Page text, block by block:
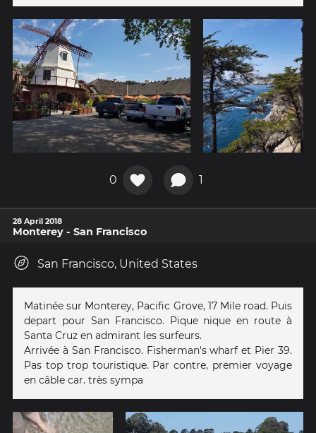
0 1
28 April 2018
Monterey - San Francisco
San Francisco, United States
Matinée sur Monterey, Pacific Grove, 17 Mile road. Puis
depart pour San Francisco. Pique nique en route à
Santa Cruz en admirant les surfeurs.
Arrivée à San Francisco. Fisherman's wharf et Pier 39.
Pas top trop touristique. Par contre, premier voyage
en câble car. très sympa